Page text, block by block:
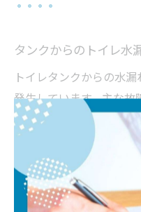
タンクからのトイレ水
トイレタンクからの水
発生しています。主な
ートバルブ、オーバーフ
や使用頻度の高さが原
築年数の経過した住宅
ールタップの動作不良
に漏れるケースが多い